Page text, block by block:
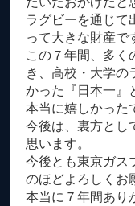
ラグビーを通じて
って大きな財産で
この７年間、多く
き、高校・大学の
かった『日本一』
本当に嬉しかった
今後は、裏方とし
思います。
今後とも東京ガス
のほどよろしくお
本当に７年間あり